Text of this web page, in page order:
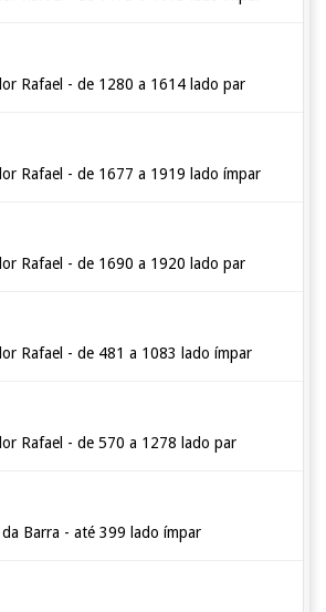
Rafael - de 1280 a 1614 lado par
Rafael - de 1677 a 1919 lado ímpar
Rafael - de 1690 a 1920 lado par
Rafael - de 481 a 1083 lado ímpar
Rafael - de 570 a 1278 lado par
Barra - até 399 lado ímpar